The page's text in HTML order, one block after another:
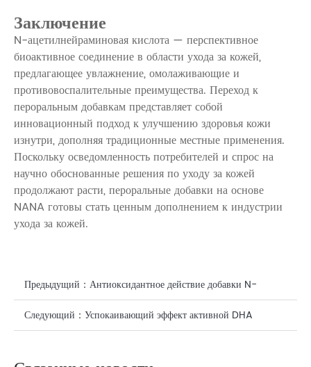
Заключение
N-ацетилнейраминовая кислота — перспективное
биоактивное соединение в области ухода за кожей,
предлагающее увлажнение, омолаживающие и
противовоспалительные преимущества. Переход к
пероральным добавкам представляет собой
инновационный подход к улучшению здоровья кожи
изнутри, дополняя традиционные местные применения.
Поскольку осведомленность потребителей и спрос на
научно обоснованные решения по уходу за кожей
продолжают расти, пероральные добавки на основе
NANA готовы стать ценным дополнением к индустрии
ухода за кожей.
Предыдущий： Антиоксидантное действие добавки N-
ацетилнейраминовой кислоты (NANA) на здоровье кожи
Следующий： Успокаивающий эффект активной DHA